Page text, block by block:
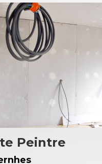
Peintre